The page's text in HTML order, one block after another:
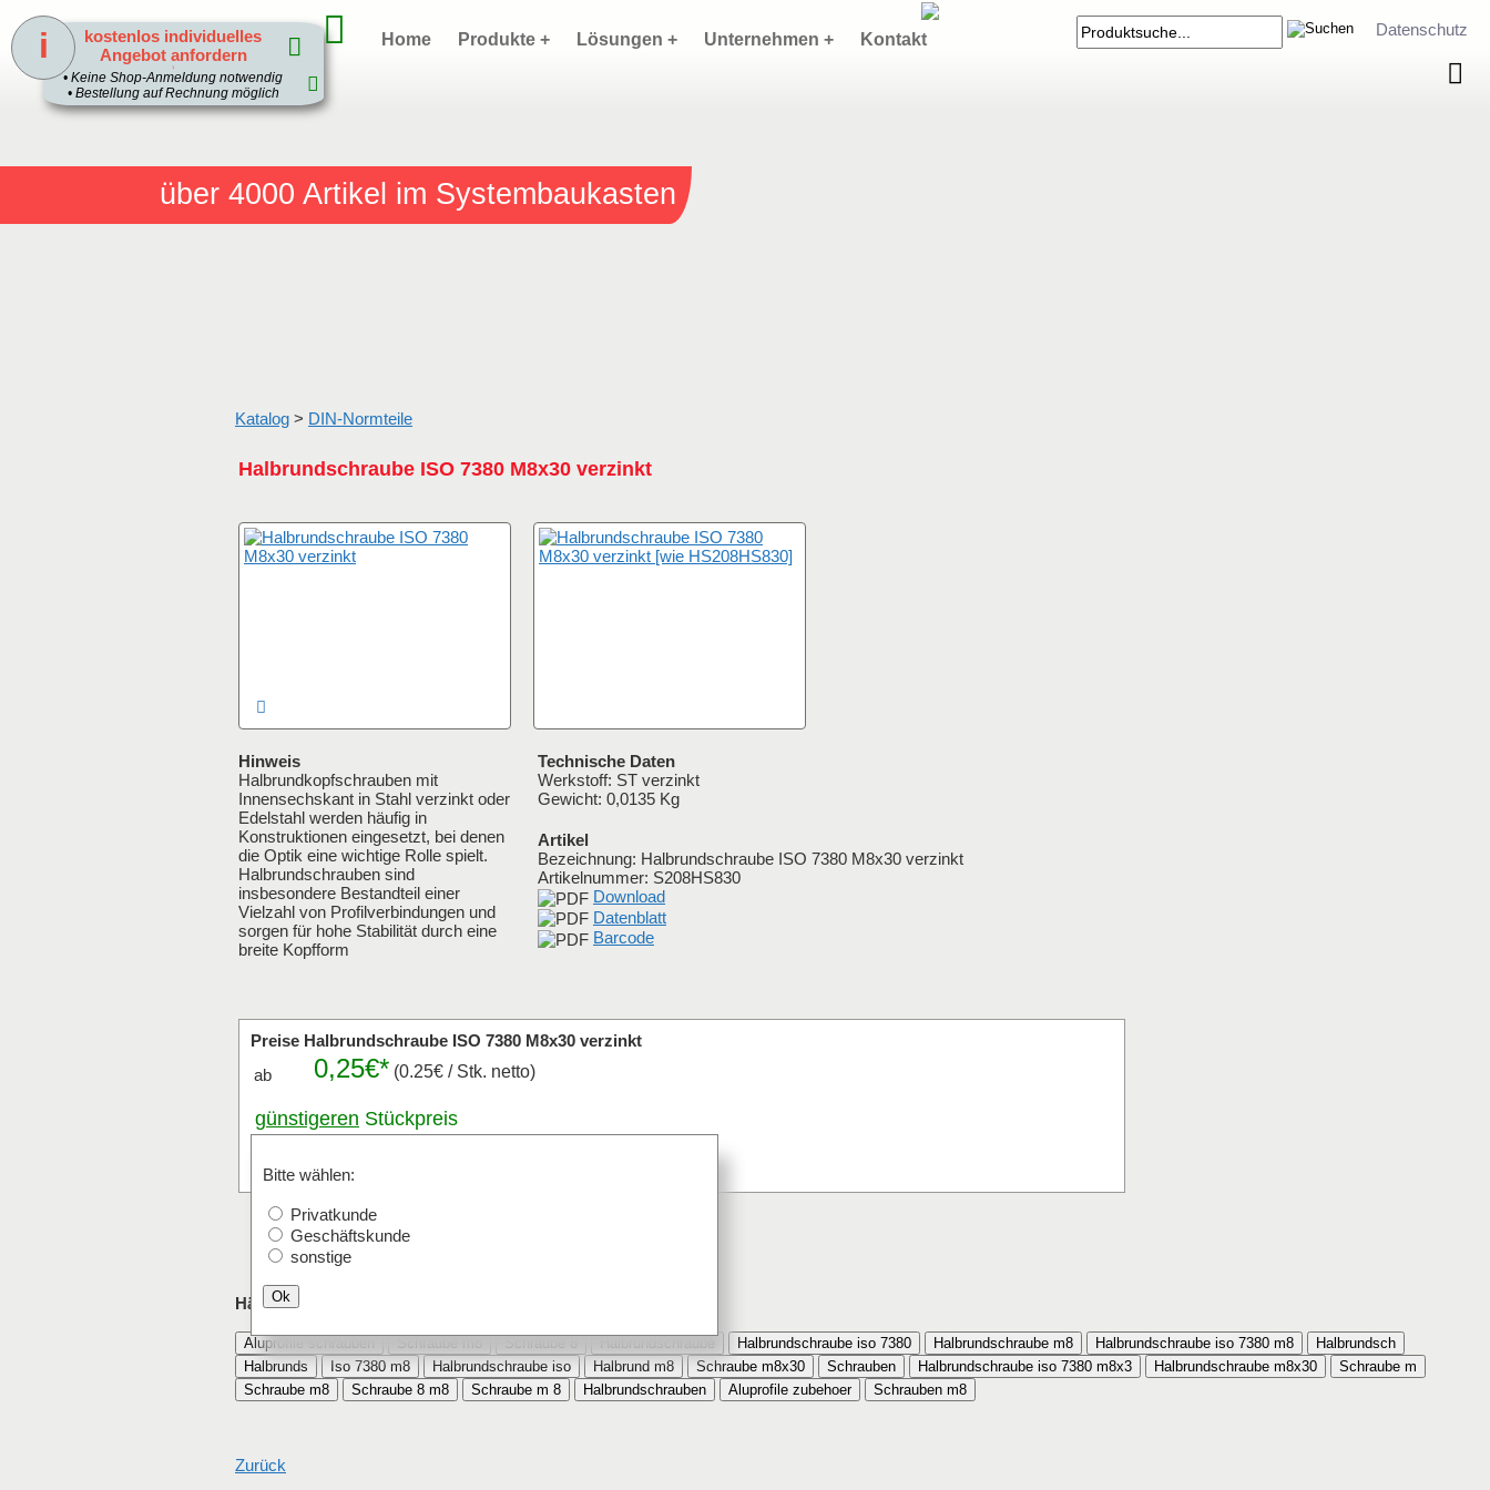
über 4000 Artikel im Systembaukasten
Datenschutz
Home Produkte + Lösungen + Unternehmen + Kontakt
Katalog > DIN-Normteile
Halbrundschraube ISO 7380 M8x30 verzinkt
Hinweis
Halbrundkopfschrauben mit
Innensechskant in Stahl verzinkt oder
Edelstahl werden häufig in
Konstruktionen eingesetzt, bei denen
die Optik eine wichtige Rolle spielt.
Halbrundschrauben sind
insbesondere Bestandteil einer
Vielzahl von Profilverbindungen und
sorgen für hohe Stabilität durch eine
breite Kopfform
Technische Daten
Werkstoff: ST verzinkt
Gewicht: 0,0135 Kg
Artikel
Bezeichnung: Halbrundschraube ISO 7380 M8x30 verzinkt
Artikelnummer: S208HS830
Download
Datenblatt
Barcode
Preise Halbrundschraube ISO 7380 M8x30 verzinkt
Bitte wählen:
Privatkunde
Geschäftskunde
sonstige
Ok
ab 0,25€* (0.25€ / Stk. netto)
günstigeren Stückpreis
anfragen
Stk.
Häufig mit Halbrundschraube ISO 7380 M8x30 verzinkt bestellt
Aluprofile schrauben Schraube m8 Schraube 8 Halbrundschraube Halbrundschraube iso 7380 Halbrundschraube m8 Halbrundschraube iso 7380 m8
Halbrundsch
Halbrunds
Iso 7380 m8 Halbrundschraube iso Halbrund m8 Schraube m8x30 Schrauben Halbrundschraube iso 7380 m8x3 Halbrundschraube m8x30
Schraube m
Schraube m8
Schraube 8 m8 Schraube m 8 Halbrundschrauben Aluprofile zubehoer Schrauben m8
Zurück
kostenlos individuelles
Angebot anfordern
1
• Keine Shop-Anmeldung notwendig
• Bestellung auf Rechnung möglich
i